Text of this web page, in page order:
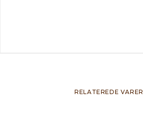
RELATEREDE VARER